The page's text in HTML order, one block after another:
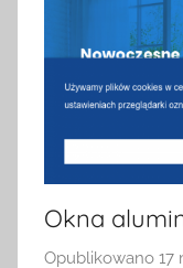
Okna
Opublikowano 17